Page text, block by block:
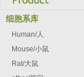
细胞系库
Human/人
Mouse/小鼠
Rat/大鼠